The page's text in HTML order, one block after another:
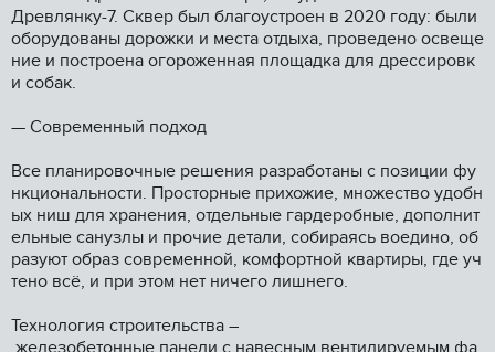
Древлянку-7. Сквер был благоустроен в 2020 году: были
оборудованы дорожки и места отдыха, проведено освеще
ние и построена огороженная площадка для дрессировк
и собак.
— Современный подход
Все планировочные решения разработаны с позиции фу
нкциональности. Просторные прихожие, множество удобн
ых ниш для хранения, отдельные гардеробные, дополнит
ельные санузлы и прочие детали, собираясь воедино, об
разуют образ современной, комфортной квартиры, где уч
тено всё, и при этом нет ничего лишнего.
Технология строительства –